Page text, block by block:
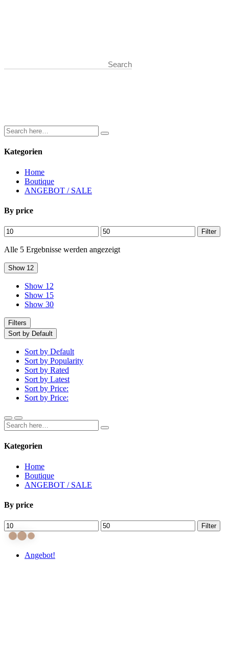
Kategorien
Home
Boutique
ANGEBOT / SALE
By price
Min.
Preis
Max.
Preis
Filter
Alle 5 Ergebnisse werden angezeigt
Show 12
Show 12
Show 15
Show 30
Filters
Sort by Default
Sort by Default
Sort by Popularity
Sort by Rated
Sort by Latest
Sort by Price:
Sort by Price:
Kategorien
Home
Boutique
ANGEBOT / SALE
By price
Min.
Preis
Max.
Preis
Filter
Angebot!